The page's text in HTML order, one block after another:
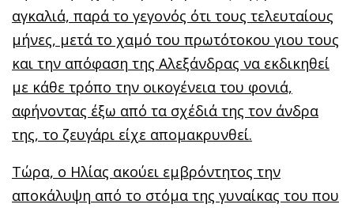
αγκαλιά, παρά το γεγονός ότι τους τελευταίους
μήνες, μετά το χαμό του πρωτότοκου γιου τους
και την απόφαση της Αλεξάνδρας να εκδικηθεί
με κάθε τρόπο την οικογένεια του φονιά,
αφήνοντας έξω από τα σχέδιά της τον άνδρα
της, το ζευγάρι είχε απομακρυνθεί.
Τώρα, ο Ηλίας ακούει εμβρόντητος την
αποκάλυψη από το στόμα της γυναίκας του που